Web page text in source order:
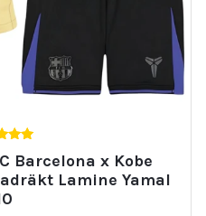
5 Barcelona x Kobe
Lamine Yamal